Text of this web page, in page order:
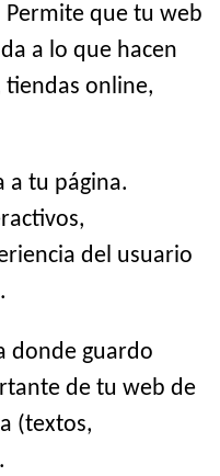
Permite que tu web
a lo que hacen
online,
a tu página.
del usuario
donde guardo
de tu web de
(textos,